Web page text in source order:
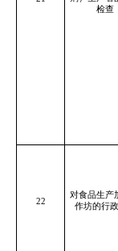
检查
22
对食品生产
作坊的行